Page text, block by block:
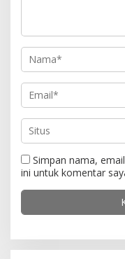
Simpan nama,
ini untuk komentar